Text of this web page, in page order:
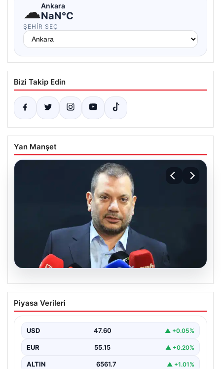
☁Ankara
NaN°C
ŞEHIR SEÇ
Bizi Takip Edin
Yan Manşet
05.08.2026
Ertuğrul Doğan: Mohamed Salah
transferi sonrası kulübün hedefleri
Trabzonspor Başkanı Ertuğrul Doğan, Mısırlı yıldız
ilk değerlendirmelerini…
Piyasa Verileri
USD 47.60 ▲ +0.05%
EUR 55.15 ▲ +0.20%
ALTIN 6561.7 ▲ +1.01%